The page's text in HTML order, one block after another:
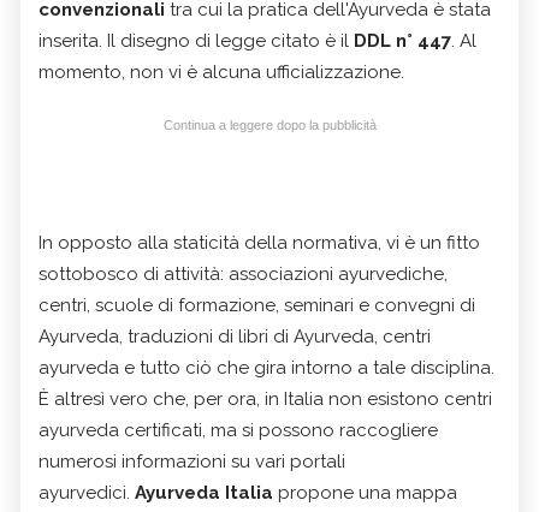
convenzionali tra cui la pratica dell'Ayurveda è stata
inserita. Il disegno di legge citato è il DDL n° 447. Al
momento, non vi è alcuna ufficializzazione.
Continua a leggere dopo la pubblicità
In opposto alla staticità della normativa, vi è un fitto
sottobosco di attività: associazioni ayurvediche,
centri, scuole di formazione, seminari e convegni di
Ayurveda, traduzioni di libri di Ayurveda, centri
ayurveda e tutto ciò che gira intorno a tale disciplina.
È altresì vero che, per ora, in Italia non esistono centri
ayurveda certificati, ma si possono raccogliere
numerosi informazioni su vari portali
ayurvedici. Ayurveda Italia propone una mappa